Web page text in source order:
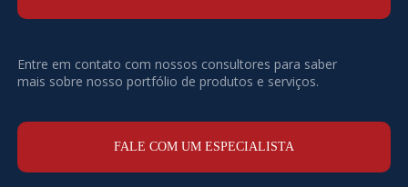
Entre em contato com nossos consultores para saber
mais sobre nosso portfólio de produtos e serviços.
FALE COM UM ESPECIALISTA